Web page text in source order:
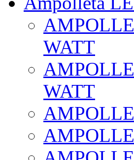
WATT
WATT